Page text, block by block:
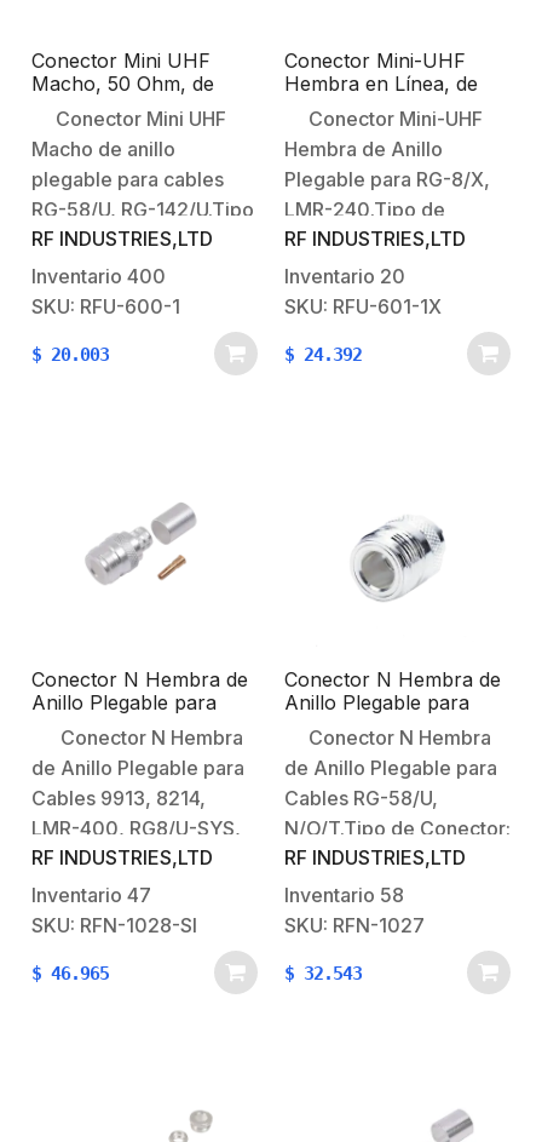
Conector Mini UHF
Macho, 50 Ohm, de
Anillo Plegable para
Cables RG-58/U, RG-
142/U,
Niquel/Oro/Delrin.
Conector Mini UHF
Macho de anillo
plegable para cables
RG-58/U, RG-142/U.Tipo
de Conector: Mini UHF
Macho.Especial para
Cables: RG-58/U, RG-
Ensamble: Anillo
Dieléctrico: Delrin.
RF INDUSTRIES,LTD
Inventario 400
SKU: RFU-600-1
$ 20.003
Conector Mini-UHF
Hembra en Línea, de
Anillo Plegable para
Cable Coaxial RG-8/X,
9258, LMR-240, Níquel/
Plata/ Teflón.
Conector Mini-UHF
Hembra de Anillo
Plegable para RG-8/X,
LMR-240.Tipo de
Conector: Mini-UHF
Hembra.Especial para
Cable: RG-8/X, LMR-
9258.Modo de
Plateado.Aislante
Dieléctrico: Teflón.
RF INDUSTRIES,LTD
Inventario 20
SKU: RFU-601-1X
$ 24.392
Conector N Hembra de
Anillo Plegable para
Cables 9913, 8214,
LMR-400, RG8/U-SYS,
RFLASH-1113, Plata/
Oro/ Teflón.
Conector N Hembra
de Anillo Plegable para
Cables 9913, 8214,
LMR-400, RG8/U-SYS,
RFLASH-1113.Tipo de
Conector: N
Hembra.Especial para
LMR-400, RG8/U-SYS,
Plateado.Contacto
RF INDUSTRIES,LTD
Inventario 47
SKU: RFN-1028-SI
$ 46.965
Conector N Hembra de
Anillo Plegable para
Cables RG-58/U,
Níquel/ Oro/ Teflón.
Conector N Hembra
de Anillo Plegable para
Cables RG-58/U,
N/O/T.Tipo de Conector:
N Hembra.Especial para
Cable: RG-58/U.Modo
de Ensamble: Anillo
Bronce:
RF INDUSTRIES,LTD
Inventario 58
SKU: RFN-1027
$ 32.543